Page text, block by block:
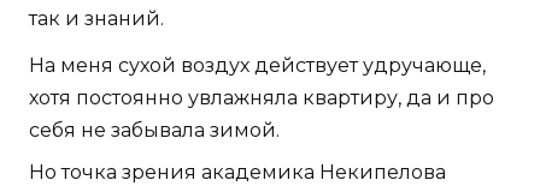
так и знаний.
На меня сухой воздух действует удручающе,
хотя постоянно увлажняла квартиру, да и про
себя не забывала зимой.
Но точка зрения академика Некипелова